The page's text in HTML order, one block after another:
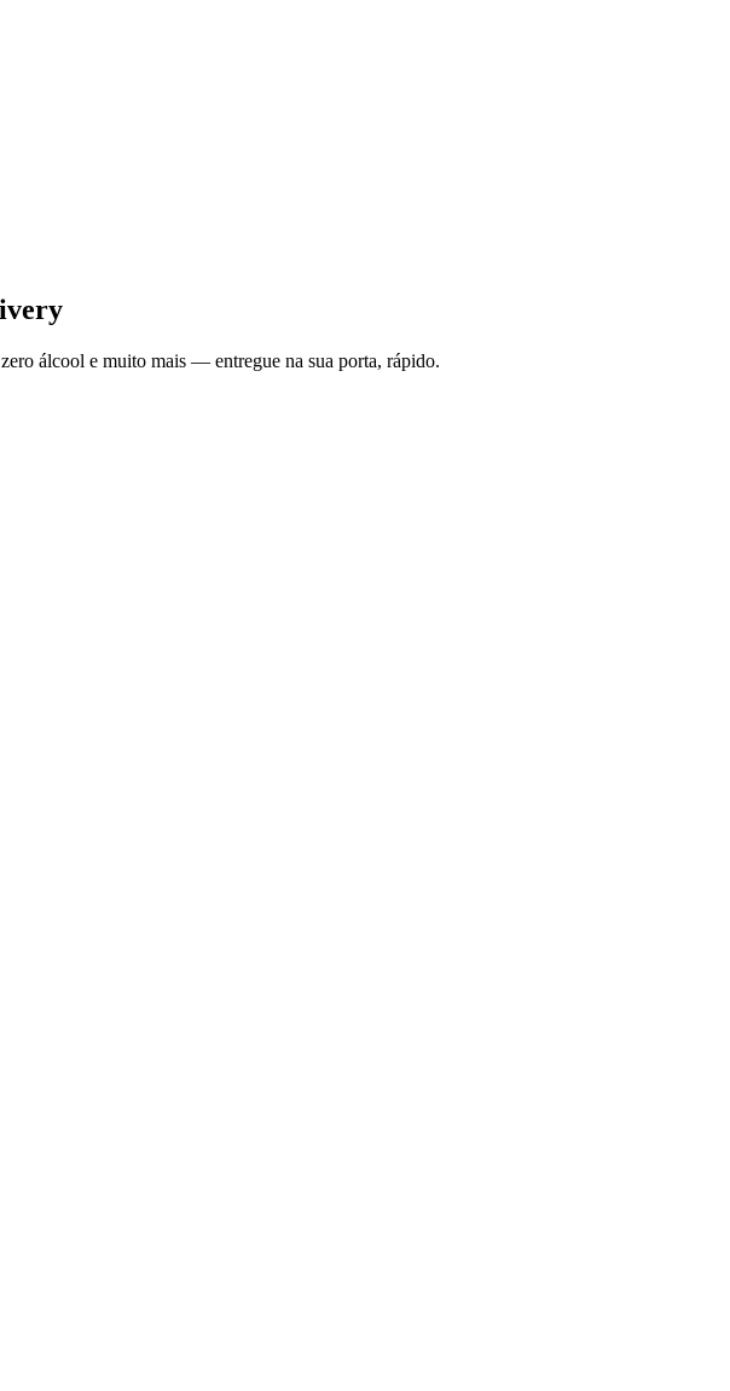
álcool e muito mais — entregue na sua porta, rápido.